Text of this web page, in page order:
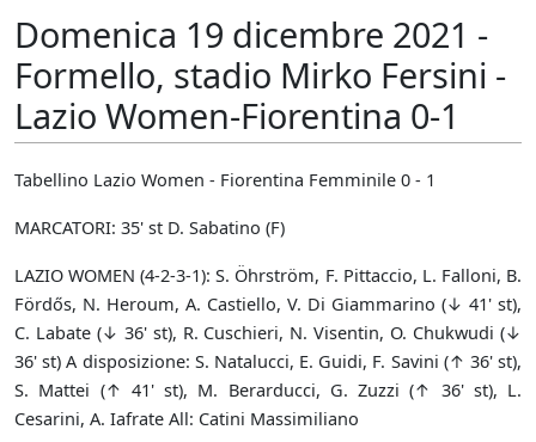
Domenica 19 dicembre 2021 -
Formello, stadio Mirko Fersini -
Lazio Women-Fiorentina 0-1
Tabellino Lazio Women - Fiorentina Femminile 0 - 1
MARCATORI: 35' st D. Sabatino (F)
LAZIO WOMEN (4-2-3-1): S. Öhrström, F. Pittaccio, L. Falloni, B.
Fördős, N. Heroum, A. Castiello, V. Di Giammarino (↓ 41' st),
C. Labate (↓ 36' st), R. Cuschieri, N. Visentin, O. Chukwudi (↓
36' st) A disposizione: S. Natalucci, E. Guidi, F. Savini (↑ 36' st),
S. Mattei (↑ 41' st), M. Berarducci, G. Zuzzi (↑ 36' st), L.
Cesarini, A. Iafrate All: Catini Massimiliano